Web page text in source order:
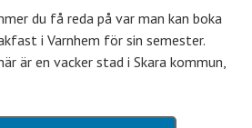
du få reda på var man kan boka
i Varnhem för sin semester.
är en vacker stad i Skara kommun,